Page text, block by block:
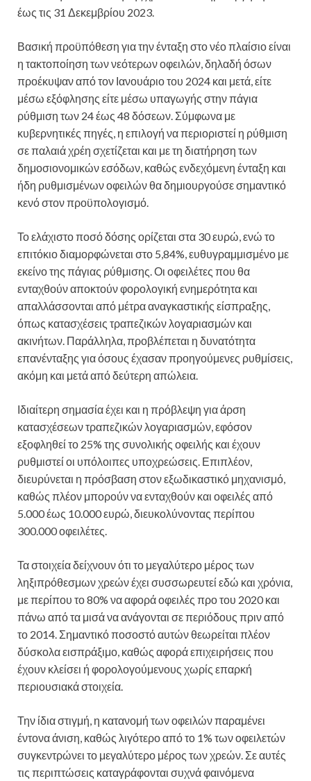
έως τις 31 Δεκεμβρίου 2023.
Βασική προϋπόθεση για την ένταξη στο νέο πλαίσιο είναι
η τακτοποίηση των νεότερων οφειλών, δηλαδή όσων
προέκυψαν από τον Ιανουάριο του 2024 και μετά, είτε
μέσω εξόφλησης είτε μέσω υπαγωγής στην πάγια
ρύθμιση των 24 έως 48 δόσεων. Σύμφωνα με
κυβερνητικές πηγές, η επιλογή να περιοριστεί η ρύθμιση
σε παλαιά χρέη σχετίζεται και με τη διατήρηση των
δημοσιονομικών εσόδων, καθώς ενδεχόμενη ένταξη και
ήδη ρυθμισμένων οφειλών θα δημιουργούσε σημαντικό
κενό στον προϋπολογισμό.
Το ελάχιστο ποσό δόσης ορίζεται στα 30 ευρώ, ενώ το
επιτόκιο διαμορφώνεται στο 5,84%, ευθυγραμμισμένο με
εκείνο της πάγιας ρύθμισης. Οι οφειλέτες που θα
ενταχθούν αποκτούν φορολογική ενημερότητα και
απαλλάσσονται από μέτρα αναγκαστικής είσπραξης,
όπως κατασχέσεις τραπεζικών λογαριασμών και
ακινήτων. Παράλληλα, προβλέπεται η δυνατότητα
επανένταξης για όσους έχασαν προηγούμενες ρυθμίσεις,
ακόμη και μετά από δεύτερη απώλεια.
Ιδιαίτερη σημασία έχει και η πρόβλεψη για άρση
κατασχέσεων τραπεζικών λογαριασμών, εφόσον
εξοφληθεί το 25% της συνολικής οφειλής και έχουν
ρυθμιστεί οι υπόλοιπες υποχρεώσεις. Επιπλέον,
διευρύνεται η πρόσβαση στον εξωδικαστικό μηχανισμό,
καθώς πλέον μπορούν να ενταχθούν και οφειλές από
5.000 έως 10.000 ευρώ, διευκολύνοντας περίπου
300.000 οφειλέτες.
Τα στοιχεία δείχνουν ότι το μεγαλύτερο μέρος των
ληξιπρόθεσμων χρεών έχει συσσωρευτεί εδώ και χρόνια,
με περίπου το 80% να αφορά οφειλές προ του 2020 και
πάνω από τα μισά να ανάγονται σε περιόδους πριν από
το 2014. Σημαντικό ποσοστό αυτών θεωρείται πλέον
δύσκολα εισπράξιμο, καθώς αφορά επιχειρήσεις που
έχουν κλείσει ή φορολογούμενους χωρίς επαρκή
περιουσιακά στοιχεία.
Την ίδια στιγμή, η κατανομή των οφειλών παραμένει
έντονα άνιση, καθώς λιγότερο από το 1% των οφειλετών
συγκεντρώνει το μεγαλύτερο μέρος των χρεών. Σε αυτές
τις περιπτώσεις καταγράφονται συχνά φαινόμενα